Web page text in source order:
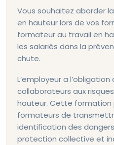
Vous souhaitez aborder
en hauteur lors de vos
formateur au travail en
les salariés dans la
chute.
L’employeur a
collaborateurs aux
hauteur. Cette formation
formateurs de
identification des
protection collective et